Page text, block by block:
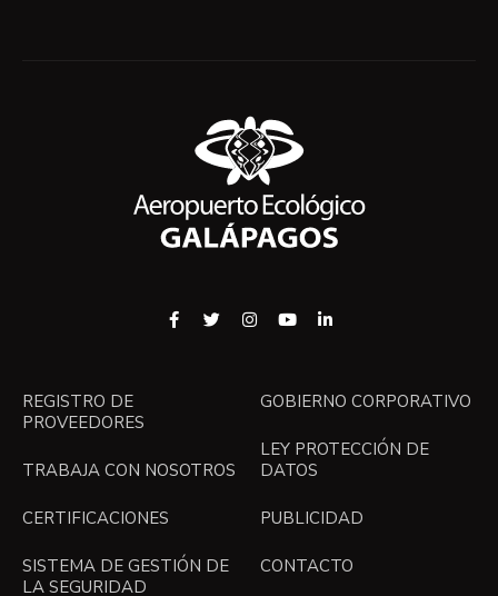
REGISTRO DE
PROVEEDORES
TRABAJA CON NOSOTROS
CERTIFICACIONES
SISTEMA DE GESTIÓN DE
LA SEGURIDAD
GOBIERNO CORPORATIVO
LEY PROTECCIÓN DE
DATOS
PUBLICIDAD
CONTACTO